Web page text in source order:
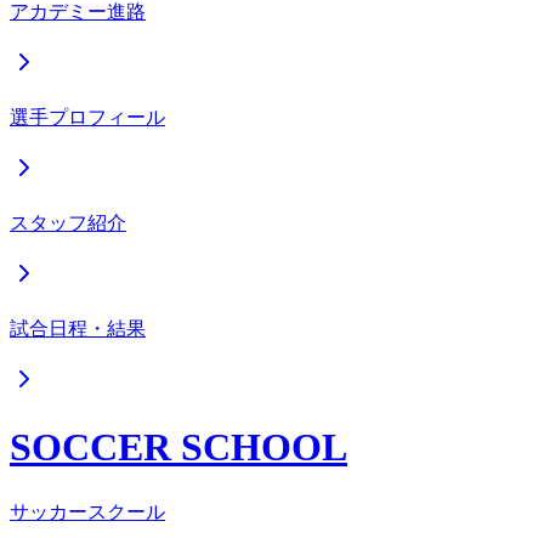
アカデミー進路
選手プロフィール
スタッフ紹介
試合日程・結果
SOCCER SCHOOL
サッカースクール